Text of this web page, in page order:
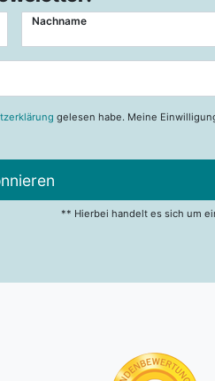
Nachname
gelesen habe. Meine
** Hierbei handelt es sich um